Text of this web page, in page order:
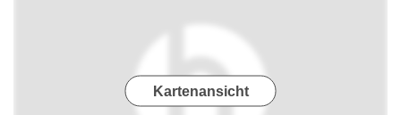
Kartenansicht